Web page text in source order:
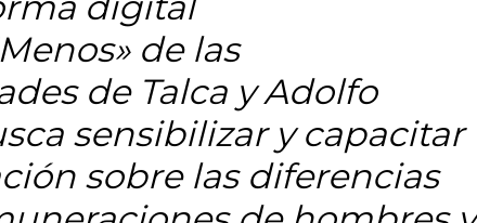
de las
de Talca y Adolfo
sensibilizar y capacitar
sobre las diferencias